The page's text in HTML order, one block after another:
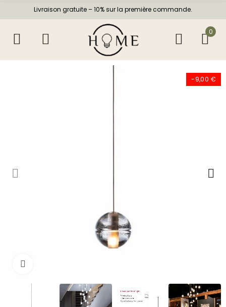
Livraison gratuite – 10% sur la première commande.
0
-9,00 €